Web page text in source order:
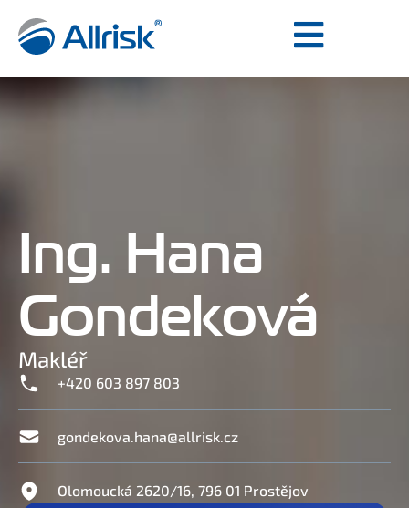
Ing. Hana
Gondeková
Makléř
+420 603 897 803
gondekova.hana@allrisk.cz
Olomoucká 2620/16, 796 01 Prostějov